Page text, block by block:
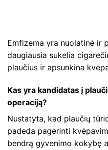
Emfizema yra nuolatinė ir
daugiausia sukelia
plaučius ir apsunkina
Kas yra kandidatas į
operaciją?
Nustatyta, kad plaučių
padeda pagerinti
bendrą gyvenimo kokybę